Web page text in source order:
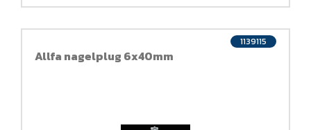
Allfa nagelplug 6x40mm
1139115